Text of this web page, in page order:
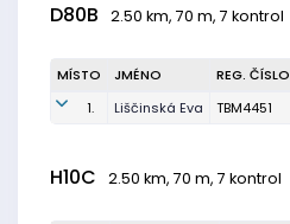
D80B 2.50 km, 70 m, 7 kontrol
MÍSTO JMÉNO REG. ČÍSLO
1.
Liščinská Eva TBM4451
H10C 2.50 km, 70 m, 7 kontrol